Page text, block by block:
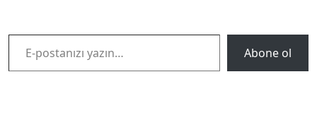
E-postanızı yazın…
Abone ol